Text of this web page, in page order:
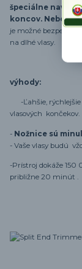
špeciálne
koncov. Nebojte
je možné bezpečne
na dlhé vlasy.
výhody:
-Ľahšie,
vlasových končekov.
- Nožnice sú
- Vaše vlasy budú
-Prístroj dokáže 150
približne 20 minút .